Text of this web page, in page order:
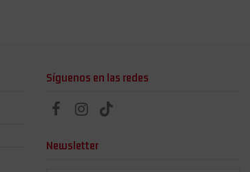
Síguenos en las redes
Newsletter